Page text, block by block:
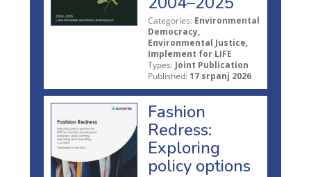
Categories: Environmental
Democracy,
Environmental Justice,
Implement for LIFE
Types: Joint Publication
Published: 17 srpanj 2026
Fashion
Redress:
Exploring
policy options